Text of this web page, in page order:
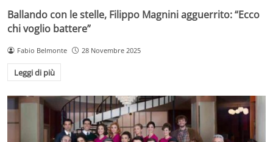
Ballando con le stelle, Filippo Magnini agguerrito: “Ecco
chi voglio battere”
Fabio Belmonte 28 Novembre 2025
Leggi di più